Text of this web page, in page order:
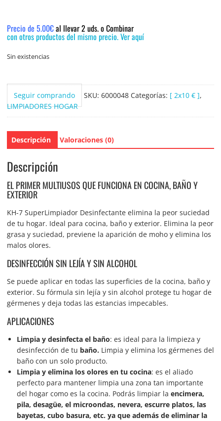
Precio de 5.00€al llevar 2 uds. o Combinar
con otros productos del mismo precio. Ver aquí
Sin existencias
Seguir comprando SKU: 6000048 Categorías: [ 2x10 € ],
LIMPIADORES HOGAR
Descripción Valoraciones (0)
Descripción
EL PRIMER MULTIUSOS QUE FUNCIONA EN COCINA, BAÑO Y
EXTERIOR
KH-7 SuperLimpiador Desinfectante elimina la peor suciedad
de tu hogar. Ideal para cocina, baño y exterior. Elimina la peor
grasa y suciedad, previene la aparición de moho y elimina los
malos olores.
DESINFECCIÓN SIN LEJÍA Y SIN ALCOHOL
Se puede aplicar en todas las superficies de la cocina, baño y
exterior. Su fórmula sin lejía y sin alcohol protege tu hogar de
gérmenes y deja todas las estancias impecables.
APLICACIONES
Limpia y desinfecta el baño: es ideal para la limpieza y
desinfección de tu baño. Limpia y elimina los gérmenes del
baño con un solo producto.
Limpia y elimina los olores en tu cocina: es el aliado
perfecto para mantener limpia una zona tan importante
del hogar como es la cocina. Podrás limpiar la encimera,
pila, desagüe, el microondas, nevera, escurre platos, las
bayetas, cubo basura, etc. ya que además de eliminar la